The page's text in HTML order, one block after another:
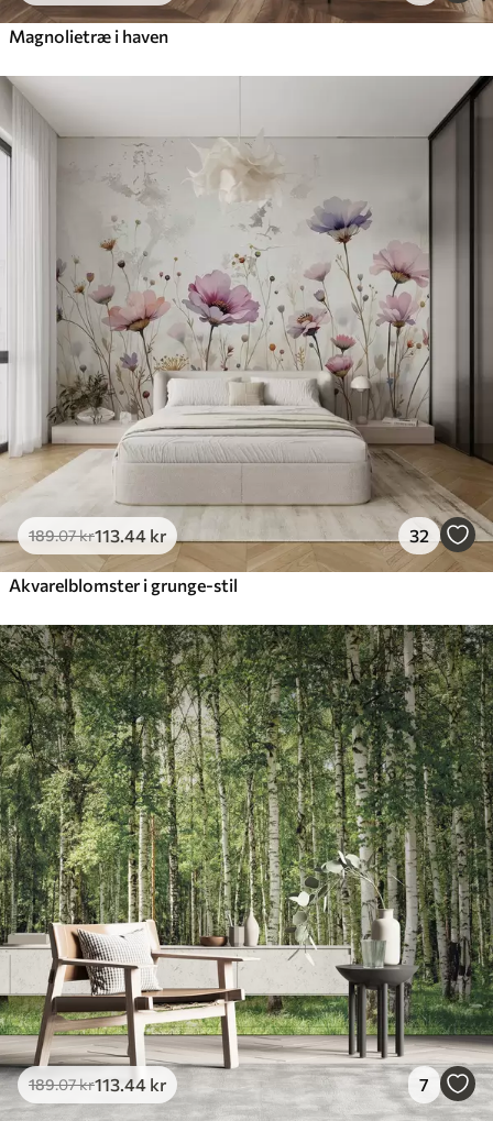
Magnolietræ i haven
189.07kr113 .44 kr 32
Akvarelblomster i grunge-stil
189.07kr113 .44 kr 7